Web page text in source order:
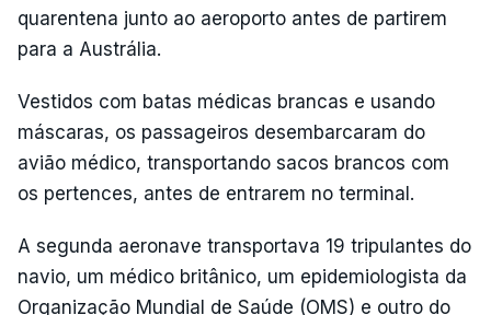
quarentena junto ao aeroporto antes de partirem
para a Austrália.
Vestidos com batas médicas brancas e usando
máscaras, os passageiros desembarcaram do
avião médico, transportando sacos brancos com
os pertences, antes de entrarem no terminal.
A segunda aeronave transportava 19 tripulantes do
navio, um médico britânico, um epidemiologista da
Organização Mundial de Saúde (OMS) e outro do